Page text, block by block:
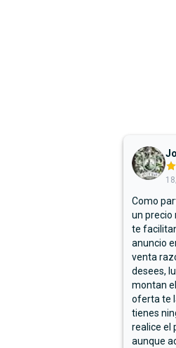
Como
un precio
te
anuncio
venta
desees,
montan
oferta te
tienes
realice el
aunque